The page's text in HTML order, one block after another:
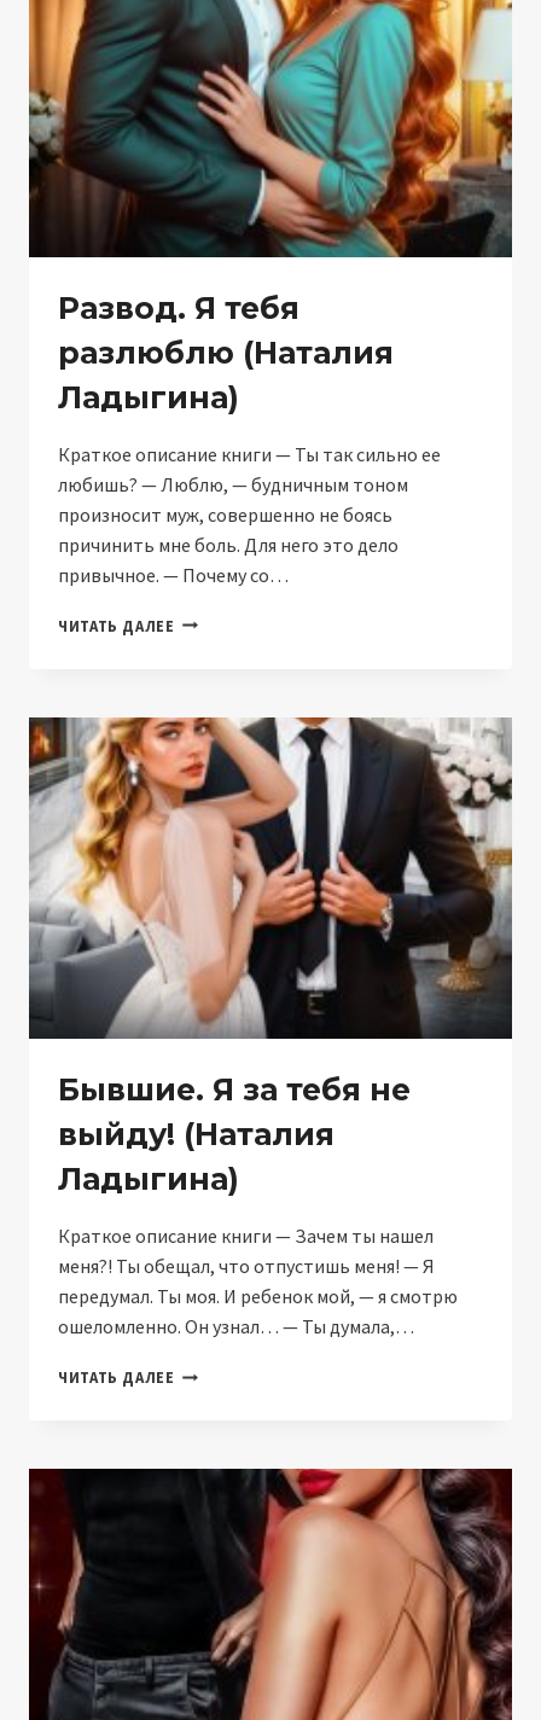
Развод. Я тебя
разлюблю (Наталия
Ладыгина)
Краткое описание книги — Ты так сильно ее
любишь? — Люблю, — будничным тоном
произносит муж, совершенно не боясь
причинить мне боль. Для него это дело
привычное. — Почему со…
ЧИТАТЬ ДАЛЕЕ РАЗВОД.
(НАТАЛИЯ
ЛАДЫГИНА)
Бывшие. Я за тебя не
выйду! (Наталия
Ладыгина)
Краткое описание книги — Зачем ты нашел
меня?! Ты обещал, что отпустишь меня! — Я
передумал. Ты моя. И ребенок мой, — я смотрю
ошеломленно. Он узнал… — Ты думала,…
ЧИТАТЬ ДАЛЕЕ БЫВШИЕ.
НЕ
ВЫЙДУ!
ЛАДЫГИНА)